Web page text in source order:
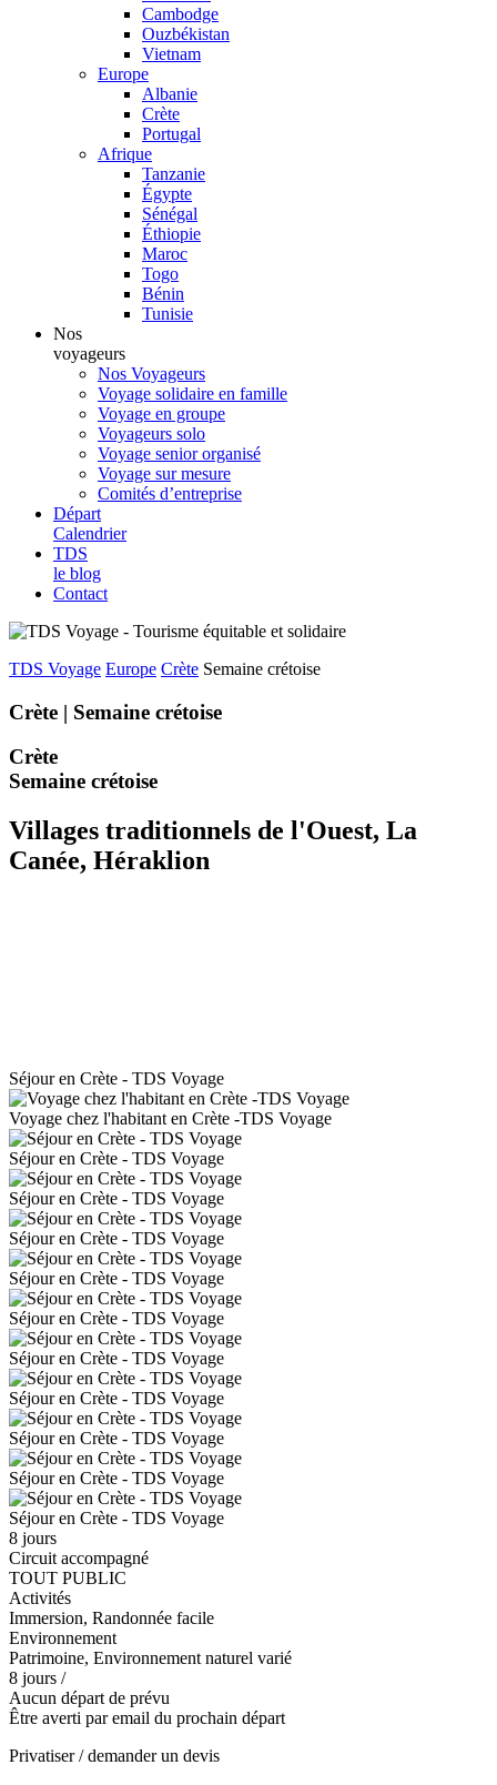
Cambodge
Ouzbékistan
Vietnam
Europe
Albanie
Crète
Portugal
Afrique
Tanzanie
Égypte
Sénégal
Éthiopie
Maroc
Togo
Bénin
Tunisie
Nos
voyageurs
Nos Voyageurs
Voyage solidaire en famille
Voyage en groupe
Voyageurs solo
Voyage senior organisé
Voyage sur mesure
Comités d’entreprise
Départ
Calendrier
TDS
le blog
Contact
TDS Voyage Europe Crète Semaine crétoise
Crète | Semaine crétoise
Crète
Semaine crétoise
Villages traditionnels de l'Ouest, La
Canée, Héraklion
Séjour en Crète - TDS Voyage
Voyage chez l'habitant en Crète -TDS Voyage
Séjour en Crète - TDS Voyage
Séjour en Crète - TDS Voyage
Séjour en Crète - TDS Voyage
Séjour en Crète - TDS Voyage
Séjour en Crète - TDS Voyage
Séjour en Crète - TDS Voyage
Séjour en Crète - TDS Voyage
Séjour en Crète - TDS Voyage
Séjour en Crète - TDS Voyage
Séjour en Crète - TDS Voyage
8 jours
Circuit accompagné
TOUT PUBLIC
Activités
Immersion, Randonnée facile
Environnement
Patrimoine, Environnement naturel varié
8 jours /
Aucun départ de prévu
Être averti par email du prochain départ
Privatiser / demander un devis